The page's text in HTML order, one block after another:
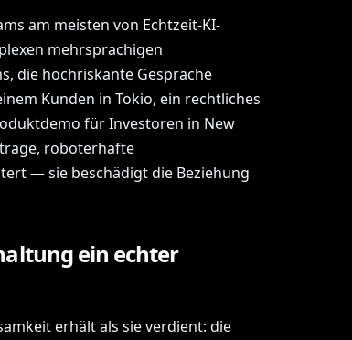
am meisten von Echtzeit-KI-
mehrsprachigen
die hochriskante Gespräche
Kunden in Tokio, ein rechtliches
für Investoren in New
roboterhafte
— sie beschädigt die Beziehung
ein echter
erhält als sie verdient: die